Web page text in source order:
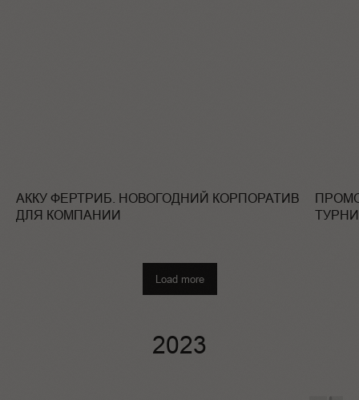
АККУ ФЕРТРИБ. НОВОГОДНИЙ КОРПОРАТИВ
ДЛЯ КОМПАНИИ
Load more
2023